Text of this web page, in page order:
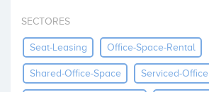
SECTORES
Seat-Leasing Office-Space-Rental
Shared-Office-Space Serviced-Office